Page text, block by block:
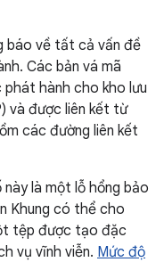
báo về tất cả vấn đề
Các bản vá mã
hành cho kho lưu
và được liên kết từ
các đường liên kết
là một lỗ hổng bảo
Khung có thể cho
tệp được tạo đặc
vụ vĩnh viễn. Mức độ